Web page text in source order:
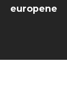
europene